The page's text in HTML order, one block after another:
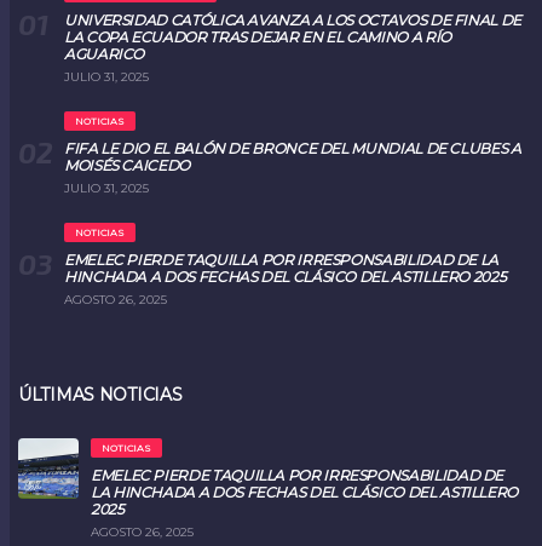
UNIVERSIDAD CATÓLICA AVANZA A LOS OCTAVOS DE FINAL DE
LA COPA ECUADOR TRAS DEJAR EN EL CAMINO A RÍO
AGUARICO
JULIO 31, 2025
NOTICIAS
FIFA LE DIO EL BALÓN DE BRONCE DEL MUNDIAL DE CLUBES A
MOISÉS CAICEDO
JULIO 31, 2025
NOTICIAS
EMELEC PIERDE TAQUILLA POR IRRESPONSABILIDAD DE LA
HINCHADA A DOS FECHAS DEL CLÁSICO DEL ASTILLERO 2025
AGOSTO 26, 2025
ÚLTIMAS NOTICIAS
NOTICIAS
EMELEC PIERDE TAQUILLA POR IRRESPONSABILIDAD DE
LA HINCHADA A DOS FECHAS DEL CLÁSICO DEL ASTILLERO
2025
AGOSTO 26, 2025